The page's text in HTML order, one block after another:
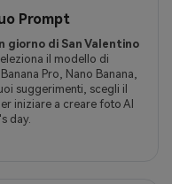
Prompt
giorno di San Valentino
il modello di
Pro, Nano Banana,
suggerimenti, scegli il
iniziare a creare foto AI
day.